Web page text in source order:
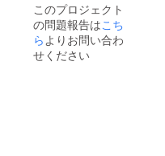
このプロジェクト
の問題報告はこち
らよりお問い合わ
せください